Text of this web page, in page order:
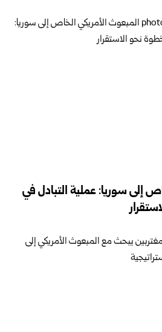
إلى سوريا: عملية التبادل في